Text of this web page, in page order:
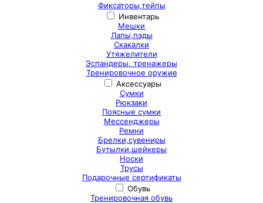
Фиксаторы,тейпы
Инвентарь
Мешки
Лапы,пэды
Скакалки
Утяжелители
Эспандеры, тренажеры
Тренировочное оружие
Аксессуары
Сумки
Рюкзаки
Поясные сумки
Мессенджеры
Ремни
Брелки,сувениры
Бутылки,шейкеры
Носки
Трусы
Подарочные сертификаты
Обувь
Тренировочная обувь